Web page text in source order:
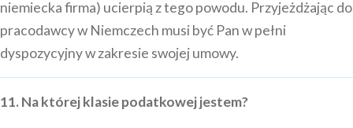
niemiecka firma) ucierpią z tego powodu. Przyjeżdżając do
pracodawcy w Niemczech musi być Pan w pełni
dyspozycyjny w zakresie swojej umowy.
11. Na której klasie podatkowej jestem?